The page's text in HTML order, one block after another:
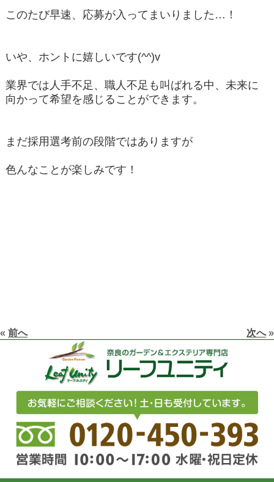
このたび早速、応募が入ってまいりました…！
いや、ホントに嬉しいです(^^)v
業界では人手不足、職人不足も叫ばれる中、未来に
向かって希望を感じることができます。
まだ採用選考前の段階ではありますが
色んなことが楽しみです！
« 前へ 次へ»